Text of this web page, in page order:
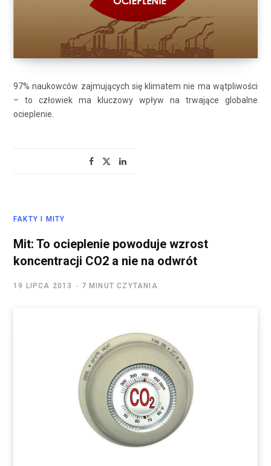
97% naukowców zajmujących się klimatem nie ma wątpliwości
– to człowiek ma kluczowy wpływ na trwające globalne
ocieplenie.
FAKTY I MITY
Mit: To ocieplenie powoduje wzrost
koncentracji CO2 a nie na odwrót
19 LIPCA 2013 7 MINUT CZYTANIA